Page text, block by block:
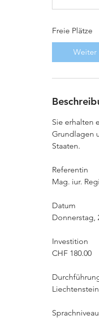
Freie Plätze
Weiter
Sie erhalten
Grundlagen
Staaten.
Referentin
Mag. iur.
Datum
Donnerstag,
Investition
CHF 180.00
Sprachniveau